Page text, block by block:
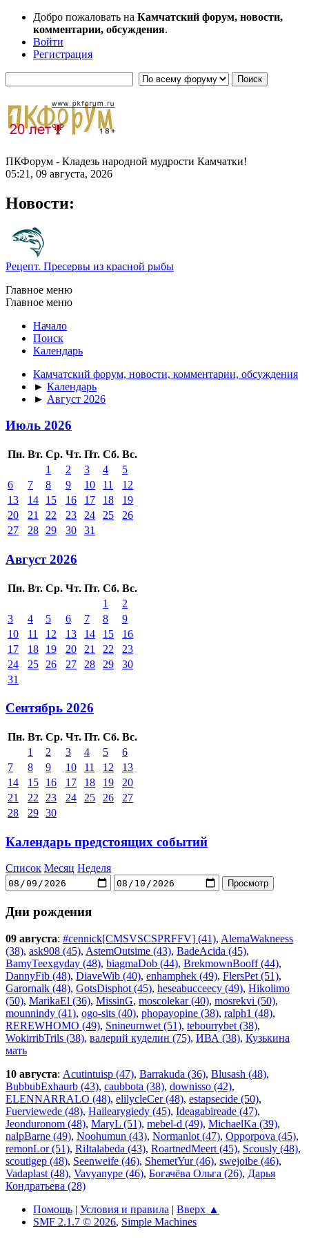
Добро пожаловать на Камчатский форум, новости,
комментарии, обсуждения.
Войти
Регистрация
ПКФорум - Кладезь народной мудрости Камчатки!
05:21, 09 августа, 2026
Новости:
Рецепт. Пресервы из красной рыбы
Главное меню
Главное меню
Начало
Поиск
Календарь
Камчатский форум, новости, комментарии, обсуждения
► Календарь
► Август 2026
Июль 2026
Пн. Вт. Ср. Чт. Пт. Сб. Вс.
1
2 3 4
5
6
7 8 9 10 11
12
13
14 15 16 17 18
19
20
21 22 23 24 25
26
27
28 29 30 31
Август 2026
Пн. Вт. Ср. Чт. Пт. Сб. Вс.
1
2
3
4 5 6 7 8
9
10
11 12 13 14 15
16
17
18 19 20 21 22
23
24
25 26 27 28 29
30
31
Сентябрь 2026
Пн. Вт. Ср. Чт. Пт. Сб. Вс.
1
2 3 4 5
6
7
8 9 10 11 12
13
14
15 16 17 18 19
20
21
22 23 24 25 26
27
28
29 30
Календарь предстоящих событий
Список Месяц Неделя
Дни рождения
09 августа: #cennick[CMSVSCSPRFFV] (41), AlemaWakneess
(38), ask908 (45), AstemOutsime (43), BadeAcida (45),
BamyTeexgyday (48), biagmaDob (44), BrekmownBooff (44),
DannyFib (48), DiaveWib (40), enhamphek (49), FlersPet (51),
Garornalk (48), GotsDisphot (45), heseabucceecy (49), Hikolimo
(50), MarikaEl (36), MissinG, moscolekar (40), mosrekvi (50),
mounnindy (41), ogo-sits (40), phopayopine (38), ralph1 (48),
REREWHOMO (49), Snineurnwet (51), tebourrybet (38),
WokirribTrils (38), валерий куделин (75), ИВА (38), Кузькина
мать
10 августа: Acutintuisp (47), Barrakuda (36), Blusash (48),
BubbubExhaurb (43), caubbota (38), downisso (42),
ELENNARRALO (48), elilycleCer (48), estapsecide (50),
Fuerviewede (48), Hailearygiedy (45), Ideagabireade (47),
Jeonduronom (48), MaryL (51), mebel-d (49), MichaelKa (39),
nalpBarne (49), Noohumun (43), Normanlot (47), Opporpova (45),
remonLor (51), RiItalabeda (43), RoartnedMeert (45), Scously (48),
scoutigep (48), Seenweife (46), ShemetYur (46), swejoibe (46),
Vadaplast (48), Vavyanype (46), Богачёва Ольга (26), Дарья
Кондратьева (28)
Помощь | Условия и правила | Вверх ▲
SMF 2.1.7 © 2026, Simple Machines